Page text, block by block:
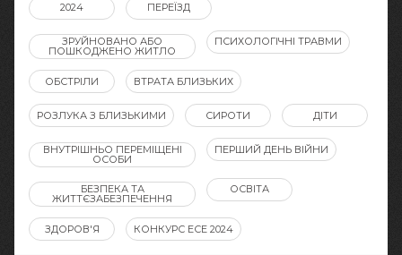
2024 ПЕРЕЇЗД
ЗРУЙНОВАНО АБО
ПОШКОДЖЕНО ЖИТЛО
ПСИХОЛОГІЧНІ ТРАВМИ
ОБСТРІЛИ ВТРАТА БЛИЗЬКИХ
РОЗЛУКА З БЛИЗЬКИМИ СИРОТИ ДІТИ
ВНУТРІШНЬО ПЕРЕМІЩЕНІ
ОСОБИ
ПЕРШИЙ ДЕНЬ ВІЙНИ
БЕЗПЕКА ТА
ЖИТТЄЗАБЕЗПЕЧЕННЯ
ОСВІТА
ЗДОРОВ'Я КОНКУРС ЕСЕ 2024